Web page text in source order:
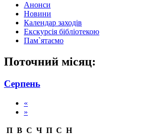
Анонси
Новини
Календар заходів
Екскурсія бібліотекою
Пам`ятаємо
Поточний місяц:
Серпень
«
»
П В С Ч П С Н